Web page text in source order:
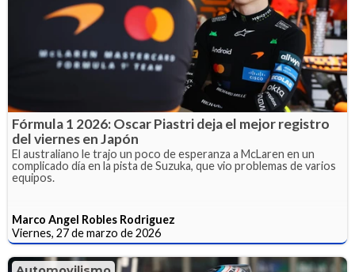
Fórmula 1 2026: Oscar Piastri deja el mejor registro
del viernes en Japón
El australiano le trajo un poco de esperanza a McLaren en un
complicado día en la pista de Suzuka, que vio problemas de varios
equipos.
Marco Angel Robles Rodriguez
Viernes, 27 de marzo de 2026